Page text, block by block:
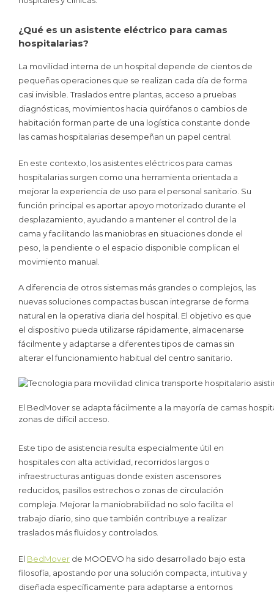
¿Qué es un asistente eléctrico para camas
hospitalarias?
La movilidad interna de un hospital depende de cientos de
pequeñas operaciones que se realizan cada día de forma
casi invisible. Traslados entre plantas, acceso a pruebas
diagnósticas, movimientos hacia quirófanos o cambios de
habitación forman parte de una logística constante donde
las camas hospitalarias desempeñan un papel central.
En este contexto, los asistentes eléctricos para camas
hospitalarias surgen como una herramienta orientada a
mejorar la experiencia de uso para el personal sanitario. Su
función principal es aportar apoyo motorizado durante el
desplazamiento, ayudando a mantener el control de la
cama y facilitando las maniobras en situaciones donde el
peso, la pendiente o el espacio disponible complican el
movimiento manual.
A diferencia de otros sistemas más grandes o complejos, las
nuevas soluciones compactas buscan integrarse de forma
natural en la operativa diaria del hospital. El objetivo es que
el dispositivo pueda utilizarse rápidamente, almacenarse
fácilmente y adaptarse a diferentes tipos de camas sin
alterar el funcionamiento habitual del centro sanitario.
El BedMover se adapta fácilmente a la mayoría de camas
zonas de difícil acceso.
Este tipo de asistencia resulta especialmente útil en
hospitales con alta actividad, recorridos largos o
infraestructuras antiguas donde existen ascensores
reducidos, pasillos estrechos o zonas de circulación
compleja. Mejorar la maniobrabilidad no solo facilita el
trabajo diario, sino que también contribuye a realizar
traslados más fluidos y controlados.
El BedMover de MOOEVO ha sido desarrollado bajo esta
filosofía, apostando por una solución compacta, intuitiva y
diseñada específicamente para adaptarse a entornos